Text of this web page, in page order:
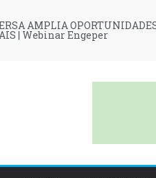
AMPLIA
| Webinar Engeper